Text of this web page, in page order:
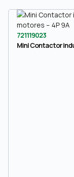
721119023
Mini Contactor